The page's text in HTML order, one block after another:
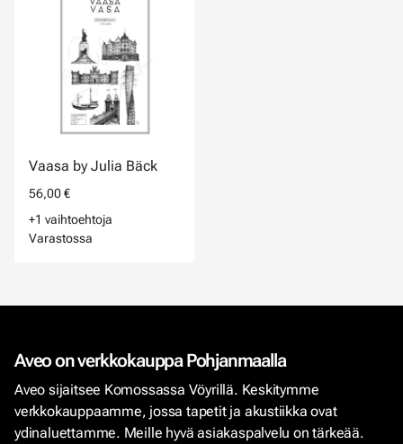
Vaasa by Julia Bäck
56,00 €
+1 vaihtoehtoja
Varastossa
Aveo on verkkokauppa Pohjanmaalla
Aveo sijaitsee Komossassa Vöyrillä. Keskitymme
verkkokauppaamme, jossa tapetit ja akustiikka ovat
ydinaluettamme. Meille hyvä asiakaspalvelu on tärkeää.